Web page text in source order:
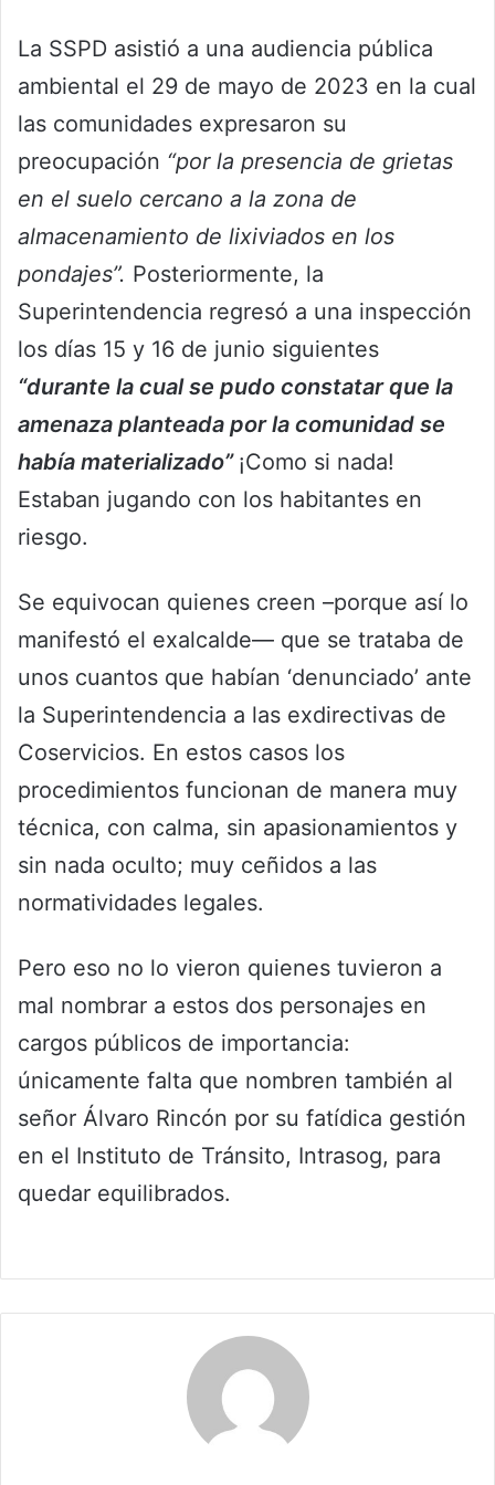
La SSPD asistió a una audiencia pública
ambiental el 29 de mayo de 2023 en la cual
las comunidades expresaron su
preocupación “por la presencia de grietas
en el suelo cercano a la zona de
almacenamiento de lixiviados en los
pondajes”. Posteriormente, la
Superintendencia regresó a una inspección
los días 15 y 16 de junio siguientes
“durante la cual se pudo constatar que la
amenaza planteada por la comunidad se
había materializado” ¡Como si nada!
Estaban jugando con los habitantes en
riesgo.
Se equivocan quienes creen –porque así lo
manifestó el exalcalde— que se trataba de
unos cuantos que habían ‘denunciado’ ante
la Superintendencia a las exdirectivas de
Coservicios. En estos casos los
procedimientos funcionan de manera muy
técnica, con calma, sin apasionamientos y
sin nada oculto; muy ceñidos a las
normatividades legales.
Pero eso no lo vieron quienes tuvieron a
mal nombrar a estos dos personajes en
cargos públicos de importancia:
únicamente falta que nombren también al
señor Álvaro Rincón por su fatídica gestión
en el Instituto de Tránsito, Intrasog, para
quedar equilibrados.